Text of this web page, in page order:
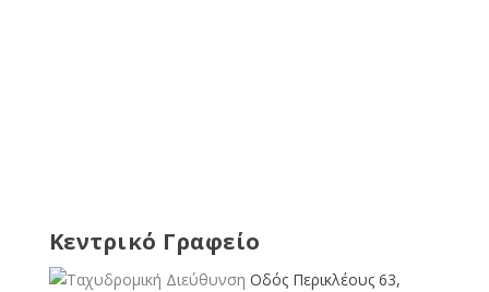
Κεντρικό Γραφείο
Οδός Περικλέους 63,